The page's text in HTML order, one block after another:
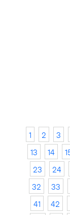
1 2 3
13
14
23
24
32
33
41
42